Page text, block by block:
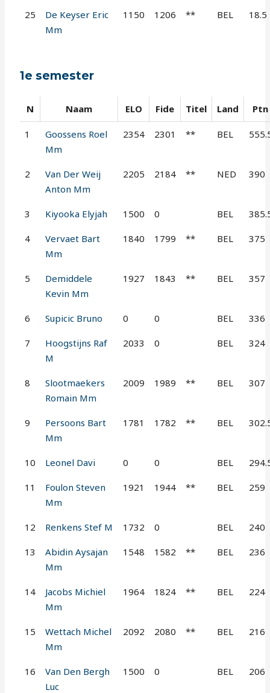
25
De Keyser Eric
Mm
1150 1206 ** BEL 18.5
1e semester
N Naam ELO Fide Titel Land Ptn
1
Goossens Roel
Mm
2354 2301 ** BEL
2
Van Der Weij
Anton Mm
2205 2184 ** NED 390
3 Kiyooka Elyjah 1500 0 BEL
4
Vervaet Bart
Mm
1840 1799 ** BEL 375
5
Demiddele
Kevin Mm
1927 1843 ** BEL 357
6 Supicic Bruno 0 0 BEL 336
7
Hoogstijns Raf
M
2033 0 BEL 324
8
Slootmaekers
Romain Mm
2009 1989 ** BEL 307
9
Persoons Bart
Mm
1781 1782 ** BEL
10 Leonel Davi 0 0 BEL
11
Foulon Steven
Mm
1921 1944 ** BEL 259
12 Renkens Stef M 1732 0 BEL 240
13
Abidin Aysajan
Mm
1548 1582 ** BEL 236
14
Jacobs Michiel
Mm
1964 1824 ** BEL 224
15
Wettach Michel
Mm
2092 2080 ** BEL 216
16
Van Den Bergh
Luc
1500 0 BEL 206